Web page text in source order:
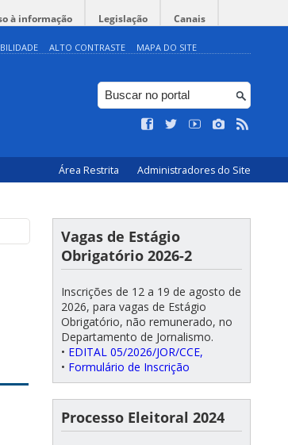
à informação Legislação Canais
ALTO CONTRASTE MAPA DO SITE
Área Restrita Administradores do Site
Vagas de Estágio
Obrigatório 2026-2
Inscrições de 12 a 19 de agosto de
2026, para vagas de Estágio
Obrigatório, não remunerado, no
Departamento de Jornalismo.
• EDITAL 05/2026/JOR/CCE,
• Formulário de Inscrição
Processo Eleitoral 2024